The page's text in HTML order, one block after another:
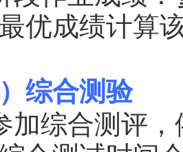
优成绩计算
）综合测验
加综合测评